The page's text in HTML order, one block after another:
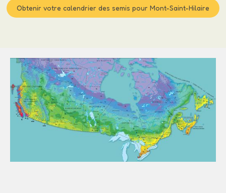
Obtenir votre calendrier des semis pour Mont-Saint-Hilaire